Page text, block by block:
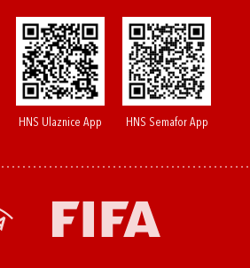
HNS Ulaznice App HNS Semafor App